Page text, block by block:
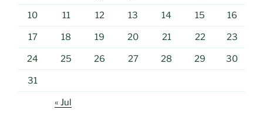
10 11 12 13 14 15 16
17 18 19 20 21 22 23
24 25 26 27 28 29 30
31
« Jul